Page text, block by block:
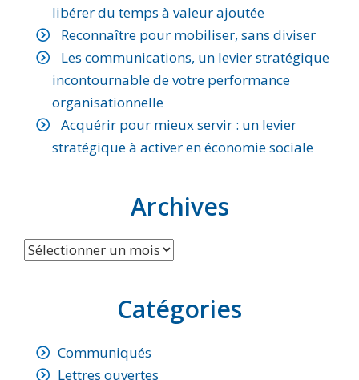
libérer du temps à valeur ajoutée
Reconnaître pour mobiliser, sans diviser
Les communications, un levier stratégique
incontournable de votre performance
organisationnelle
Acquérir pour mieux servir : un levier
stratégique à activer en économie sociale
Archives
Archives
Catégories
Communiqués
Lettres ouvertes